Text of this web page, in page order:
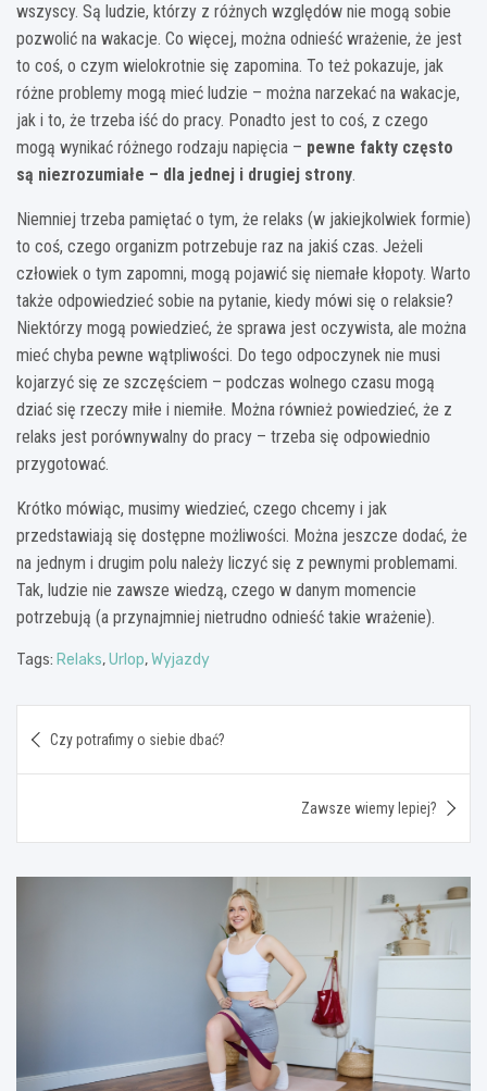
wszyscy. Są ludzie, którzy z różnych względów nie mogą sobie
pozwolić na wakacje. Co więcej, można odnieść wrażenie, że jest
to coś, o czym wielokrotnie się zapomina. To też pokazuje, jak
różne problemy mogą mieć ludzie – można narzekać na wakacje,
jak i to, że trzeba iść do pracy. Ponadto jest to coś, z czego
mogą wynikać różnego rodzaju napięcia – pewne fakty często
są niezrozumiałe – dla jednej i drugiej strony.
Niemniej trzeba pamiętać o tym, że relaks (w jakiejkolwiek formie)
to coś, czego organizm potrzebuje raz na jakiś czas. Jeżeli
człowiek o tym zapomni, mogą pojawić się niemałe kłopoty. Warto
także odpowiedzieć sobie na pytanie, kiedy mówi się o relaksie?
Niektórzy mogą powiedzieć, że sprawa jest oczywista, ale można
mieć chyba pewne wątpliwości. Do tego odpoczynek nie musi
kojarzyć się ze szczęściem – podczas wolnego czasu mogą
dziać się rzeczy miłe i niemiłe. Można również powiedzieć, że z
relaks jest porównywalny do pracy – trzeba się odpowiednio
przygotować.
Krótko mówiąc, musimy wiedzieć, czego chcemy i jak
przedstawiają się dostępne możliwości. Można jeszcze dodać, że
na jednym i drugim polu należy liczyć się z pewnymi problemami.
Tak, ludzie nie zawsze wiedzą, czego w danym momencie
potrzebują (a przynajmniej nietrudno odnieść takie wrażenie).
Tags: Relaks,Urlop,Wyjazdy
wpisu
Czy potrafimy o siebie dbać?
Zawsze wiemy lepiej?